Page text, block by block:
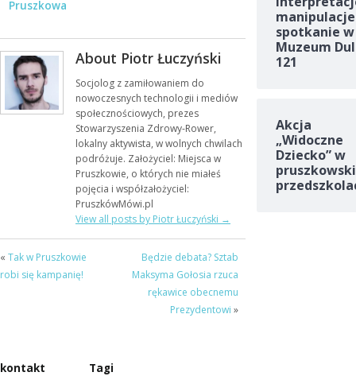
Pruszkowa
About Piotr Łuczyński
Socjolog z zamiłowaniem do
nowoczesnych technologii i mediów
społecznościowych, prezes
Stowarzyszenia Zdrowy-Rower,
lokalny aktywista, w wolnych chwilach
podróżuje. Założyciel: Miejsca w
Pruszkowie, o których nie miałeś
pojęcia i współzałożyciel:
PruszkówMówi.pl
View all posts by Piotr Łuczyński →
« Tak w Pruszkowie
robi się kampanię!
Będzie debata? Sztab
Maksyma Gołosia rzuca
rękawice obecnemu
Prezydentowi »
spotkanie w
Muzeum
121
Akcja
„Widoczne
Dziecko” w
kontakt Tagi